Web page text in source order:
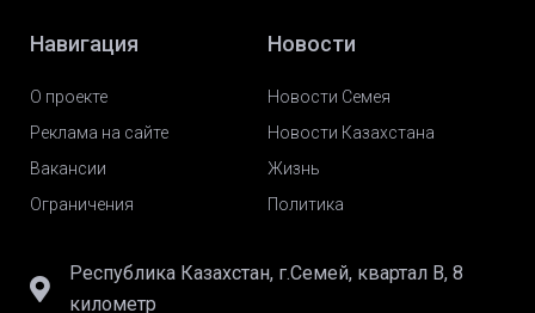
Навигация
О проекте
Реклама на сайте
Вакансии
Ограничения
Новости
Новости Семея
Новости Казахстана
Жизнь
Политика
Республика Казахстан, г.Семей, квартал В, 8
километр